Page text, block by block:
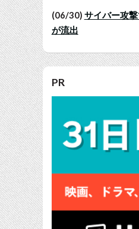
(06/30) サイバー攻
が流出
PR